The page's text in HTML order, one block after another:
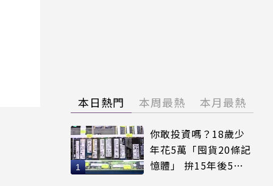
本日熱門 本周最熱 本月最熱
你敢投資嗎？18歲少
年花5萬「囤貨20條記
憶體」 拚15年後5倍